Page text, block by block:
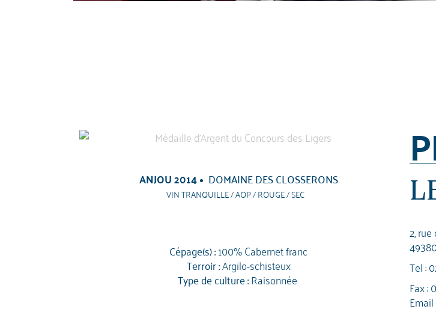
ANJOU 2014 DOMAINE DES CLOSSERONS
VIN TRANQUILLE / AOP / ROUGE / SEC
Cépage(s) :100% Cabernet franc
Terroir :Argilo-schisteux
Type de culture :Raisonnée
2,
Tel :
Fax :
Email